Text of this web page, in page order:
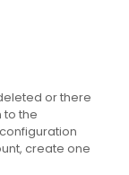
or there
to the
create one